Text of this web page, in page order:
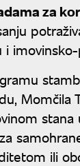
za
Momčila
stana
ili